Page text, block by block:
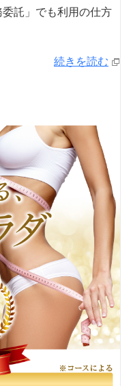
委託」でも利用の仕方
続きを読む